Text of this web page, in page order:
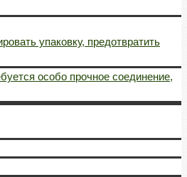
упаковку, предотвратить
особо прочное соединение,